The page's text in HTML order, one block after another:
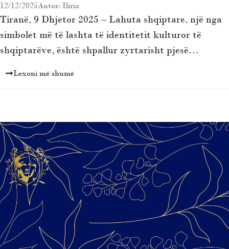
12/12/2025Autor: Iliria
Tiranë, 9 Dhjetor 2025 – Lahuta shqiptare, një nga
simbolet më të lashta të identitetit kulturor të
shqiptarëve, është shpallur zyrtarisht pjesë…
Lexoni më shumë